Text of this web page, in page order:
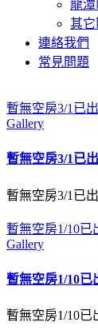
龍潭
其
連絡我們
常見問題
暫無空房3/1已
Gallery
暫無空房3/1已
暫無空房3/1已
暫無空房1/10已
Gallery
暫無空房1/10已
暫無空房1/10已